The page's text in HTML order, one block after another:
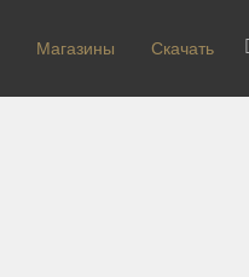
Магазины Скачать